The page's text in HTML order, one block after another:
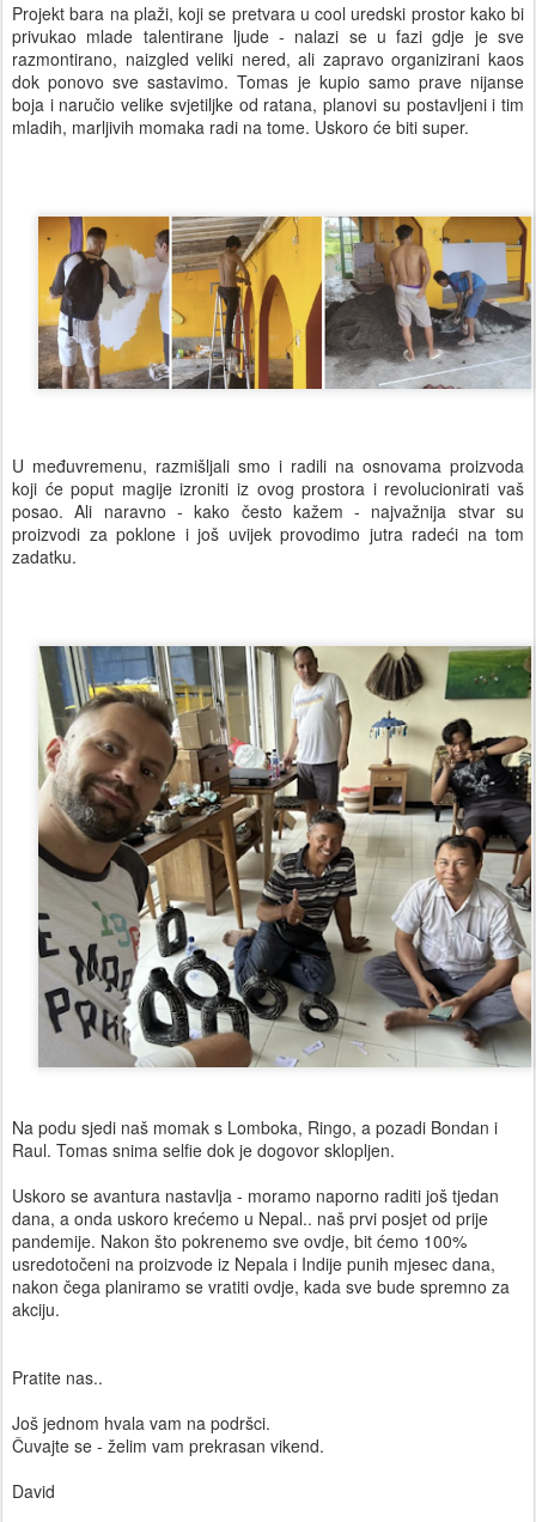
Projekt bara na plaži, koji se pretvara u cool uredski prostor kako bi
privukao mlade talentirane ljude - nalazi se u fazi gdje je sve
razmontirano, naizgled veliki nered, ali zapravo organizirani kaos
dok ponovo sve sastavimo. Tomas je kupio samo prave nijanse
boja i naručio velike svjetiljke od ratana, planovi su postavljeni i tim
mladih, marljivih momaka radi na tome. Uskoro će biti super.
U međuvremenu, razmišljali smo i radili na osnovama proizvoda
koji će poput magije izroniti iz ovog prostora i revolucionirati vaš
posao. Ali naravno - kako često kažem - najvažnija stvar su
proizvodi za poklone i još uvijek provodimo jutra radeći na tom
zadatku.
Na podu sjedi naš momak s Lomboka, Ringo, a pozadi Bondan i
Raul. Tomas snima selfie dok je dogovor sklopljen.
Uskoro se avantura nastavlja - moramo naporno raditi još tjedan
dana, a onda uskoro krećemo u Nepal.. naš prvi posjet od prije
pandemije. Nakon što pokrenemo sve ovdje, bit ćemo 100%
usredotočeni na proizvode iz Nepala i Indije punih mjesec dana,
nakon čega planiramo se vratiti ovdje, kada sve bude spremno za
akciju.
Pratite nas..
Još jednom hvala vam na podršci.
Čuvajte se - želim vam prekrasan vikend.
David